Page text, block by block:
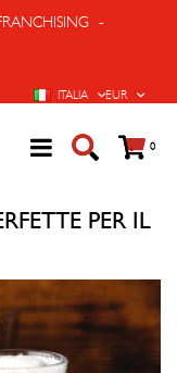
-
VALUTA
EUR
LINGUAITALIA
Cart
0
PER IL